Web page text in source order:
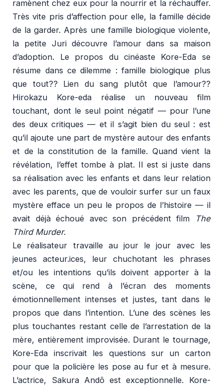
ramènent chez eux pour la nourrir et la réchauffer.
Très vite pris d’affection pour elle, la famille décide
de la garder. Après une famille biologique violente,
la petite Juri découvre l’amour dans sa maison
d’adoption. Le propos du cinéaste Kore-Eda se
résume dans ce dilemme : famille biologique plus
que tout?? Lien du sang plutôt que l’amour??
Hirokazu Kore-eda réalise un nouveau film
touchant, dont le seul point négatif — pour l’une
des deux critiques — et il s’agit bien du seul : est
qu’il ajoute une part de mystère autour des enfants
et de la constitution de la famille. Quand vient la
révélation, l’effet tombe à plat. Il est si juste dans
sa réalisation avec les enfants et dans leur relation
avec les parents, que de vouloir surfer sur un faux
mystère efface un peu le propos de l’histoire — il
avait déjà échoué avec son précédent film
The
Third Murder.
Le réalisateur travaille au jour le jour avec les
jeunes acteur.ices, leur chuchotant les phrases
et/ou les intentions qu’ils doivent apporter à la
scène, ce qui rend à l’écran des moments
émotionnellement intenses et justes, tant dans le
propos que dans l’intention. L’une des scènes les
plus touchantes restant celle de l’arrestation de la
mère, entièrement improvisée. Durant le tournage,
Kore-Eda inscrivait les questions sur un carton
pour que la policière les pose au fur et à mesure.
L’actrice, Sakura Andô est exceptionnelle. Kore-